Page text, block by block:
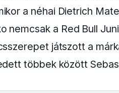
a néhai Dietrich
nemcsak a Red Bull
játszott a
többek között